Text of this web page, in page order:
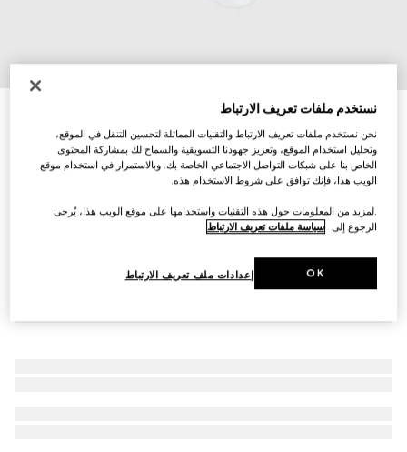
جوارب من القطن بشعار G المتشابك المستدير
نستخدم ملفات تعريف الارتباط
نحن نستخدم ملفات تعريف الارتباط والتقنيات المماثلة لتحسين التنقل في الموقع،
وتحليل استخدام الموقع، وتعزيز جهودنا التسويقية والسماح لك بمشاركة المحتوى
الخاص بنا على شبكات التواصل الاجتماعي الخاصة بك. وبالاستمرار في استخدام موقع
الويب هذا، فإنك توافق على شروط الاستخدام هذه.
.لمزيد من المعلومات حول هذه التقنيات واستخدامها على موقع الويب هذا، يُرجى
الرجوع إلى سياسة ملفات تعريف الارتباط
إعدادات ملف تعريف الارتباط OK